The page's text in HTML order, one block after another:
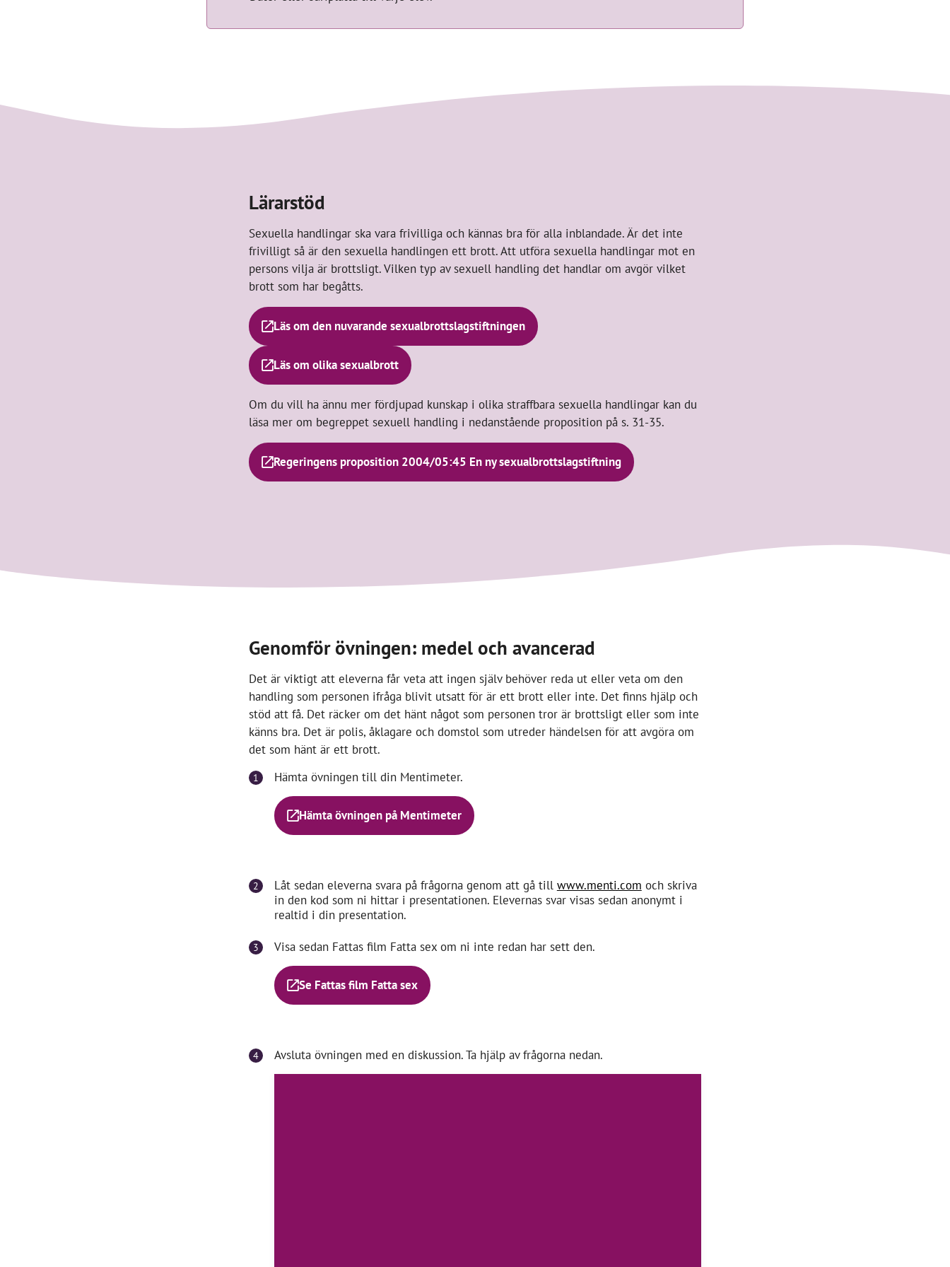
Lärarstöd
Sexuella handlingar ska vara frivilliga och kännas bra för alla inblandade. Är det inte
frivilligt så är den sexuella handlingen ett brott. Att utföra sexuella handlingar mot en
persons vilja är brottsligt. Vilken typ av sexuell handling det handlar om avgör vilket
brott som har begåtts.
Läs om den nuvarande sexualbrottslagstiftningen
Läs om olika sexualbrott
Om du vill ha ännu mer fördjupad kunskap i olika straffbara sexuella handlingar kan du
läsa mer om begreppet sexuell handling i nedanstående proposition på s. 31-35.
Regeringens proposition 2004/05:45 En ny sexualbrottslagstiftning
Genomför övningen: medel och avancerad
Det är viktigt att eleverna får veta att ingen själv behöver reda ut eller veta om den
handling som personen ifråga blivit utsatt för är ett brott eller inte. Det finns hjälp och
stöd att få. Det räcker om det hänt något som personen tror är brottsligt eller som inte
känns bra. Det är polis, åklagare och domstol som utreder händelsen för att avgöra om
det som hänt är ett brott.
Hämta övningen till din Mentimeter.
Hämta övningen på Mentimeter
Låt sedan eleverna svara på frågorna genom att gå till www.menti.com och skriva
in den kod som ni hittar i presentationen. Elevernas svar visas sedan anonymt i
realtid i din presentation.
Visa sedan Fattas film Fatta sex om ni inte redan har sett den.
Se Fattas film Fatta sex
Avsluta övningen med en diskussion. Ta hjälp av frågorna nedan.